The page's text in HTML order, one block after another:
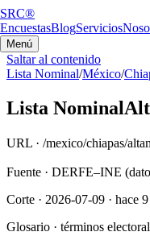
SRC®
EncuestasBlogServicios
Menú
Saltar al contenido
Lista Nominal/México/
Lista Nominal
URL · /mexico/chiapas/
Fuente · DERFE–INE
Corte · 2026-07-09 · hace
Glosario · términos